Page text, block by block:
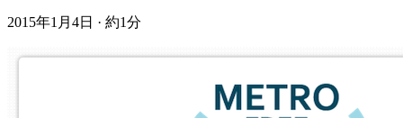
2015年1月4日 · 約1分